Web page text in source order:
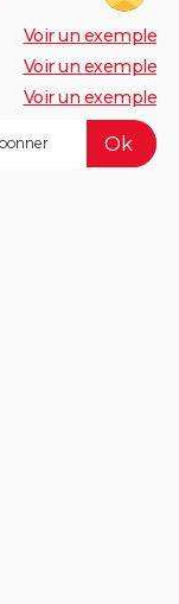
Voir un exemple
Voir un exemple
Voir un exemple